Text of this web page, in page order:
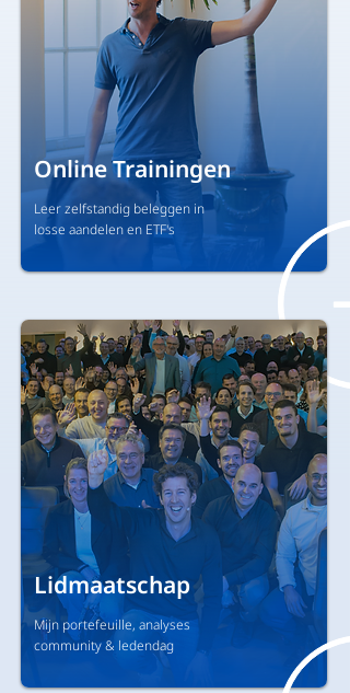
Leer zelfstandig beleggen in
losse aandelen en ETF's
Online Trainingen
Mijn portefeuille, analyses
community & ledendag
Lidmaatschap